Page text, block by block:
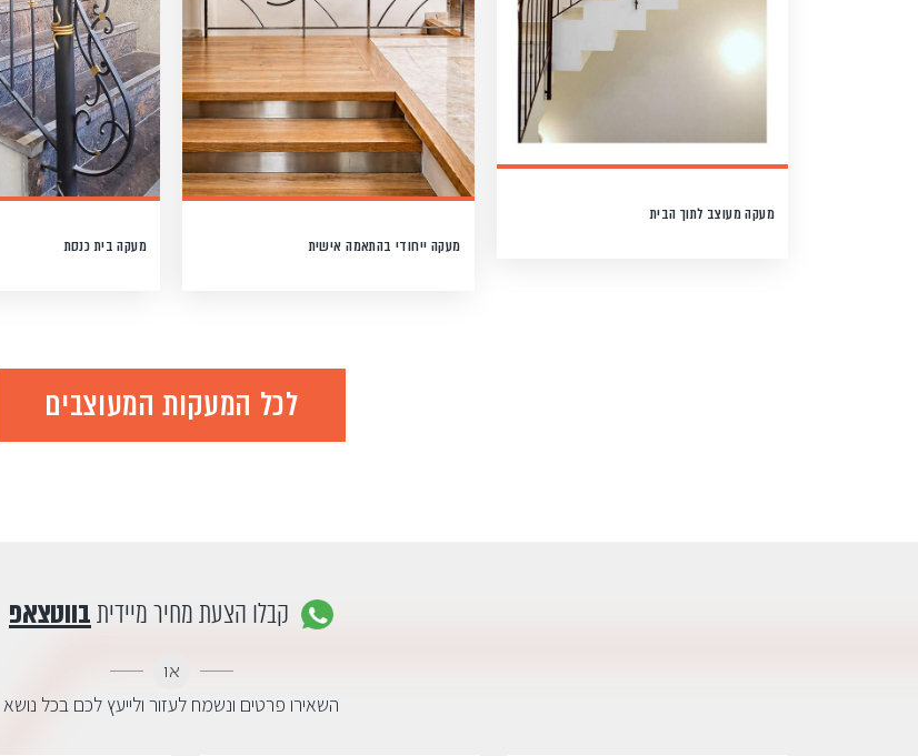
מעקה מעוצב לתוך הבית
מעקה ייחודי בהתאמה אישית
מעקה בית כנסת
לכל המעקות המעוצבים
קבלו הצעת מחיר מיידיתבווטצאפ
או
השאירו פרטים ונשמח לעזור ולייעץ לכם בכל נושא